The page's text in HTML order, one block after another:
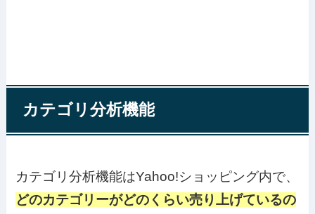
カテゴリ分析機能
カテゴリ分析機能はYahoo!ショッピング内で、
どのカテゴリーがどのくらい売り上げているの